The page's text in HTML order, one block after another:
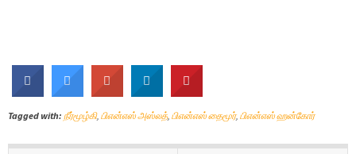
Tagged with: நீர்மூழ்கி, பிஎன்எஸ் அஸ்லத், பிஎன்எஸ் தைமூர், பிஎன்எஸ் ஹன்கோர்